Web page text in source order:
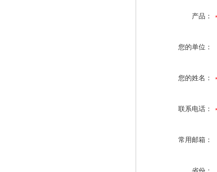
产品：
您的单位：
您的姓名：
联系电话：
常用邮箱：